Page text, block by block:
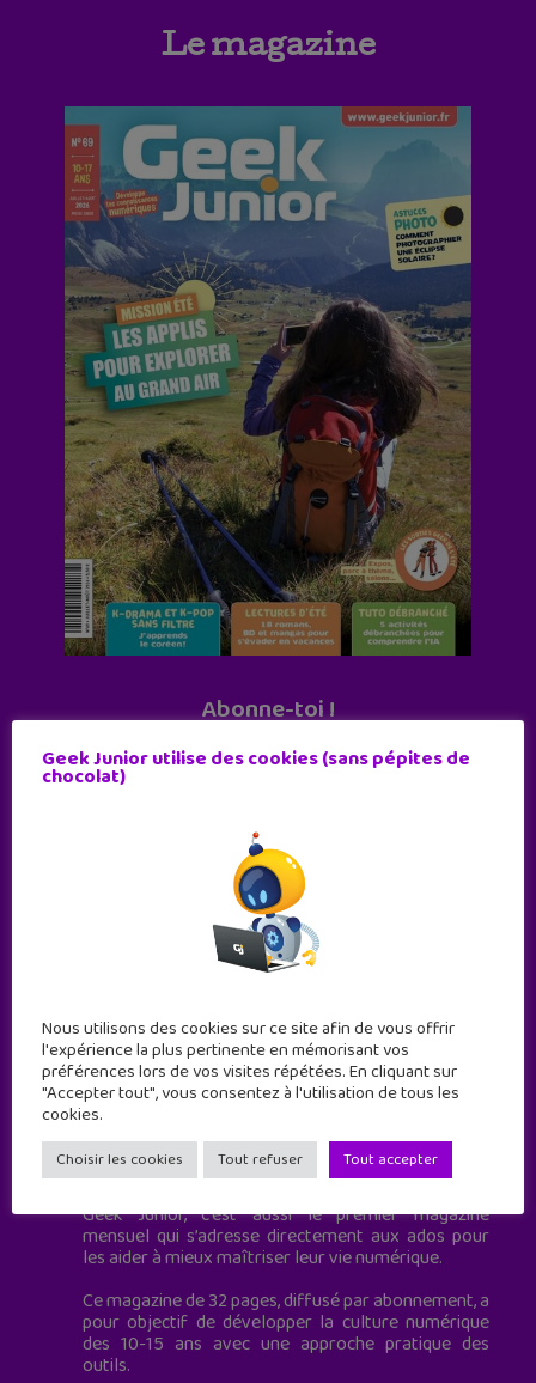
Le magazine
Abonne-toi !
11 numéros par an
Geek Junior est le premier site de culture numérique
à destination des adolescents.
Geek Junior, c’est aussi le premier magazine
mensuel qui s’adresse directement aux ados pour
les aider à mieux maîtriser leur vie numérique.
Ce magazine de 32 pages, diffusé par abonnement, a
pour objectif de développer la culture numérique
des 10-15 ans avec une approche pratique des
outils.
Geek Junior utilise des cookies (sans pépites de
chocolat)
Nous utilisons des cookies sur ce site afin de vous offrir
l'expérience la plus pertinente en mémorisant vos
préférences lors de vos visites répétées. En cliquant sur
"Accepter tout", vous consentez à l'utilisation de tous les
cookies.
Choisir les cookies Tout refuser Tout accepter